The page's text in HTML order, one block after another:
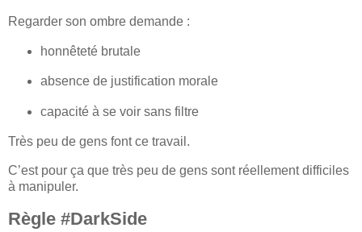
Regarder son ombre demande :
honnêteté brutale
absence de justification morale
capacité à se voir sans filtre
Très peu de gens font ce travail.
C’est pour ça que très peu de gens sont réellement difficiles
à manipuler.
Règle #DarkSide